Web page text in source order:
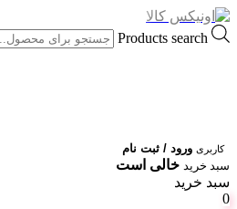
Products search
کاربری ورود / ثبت نام
سبد خرید خالی است
سبد خرید
0